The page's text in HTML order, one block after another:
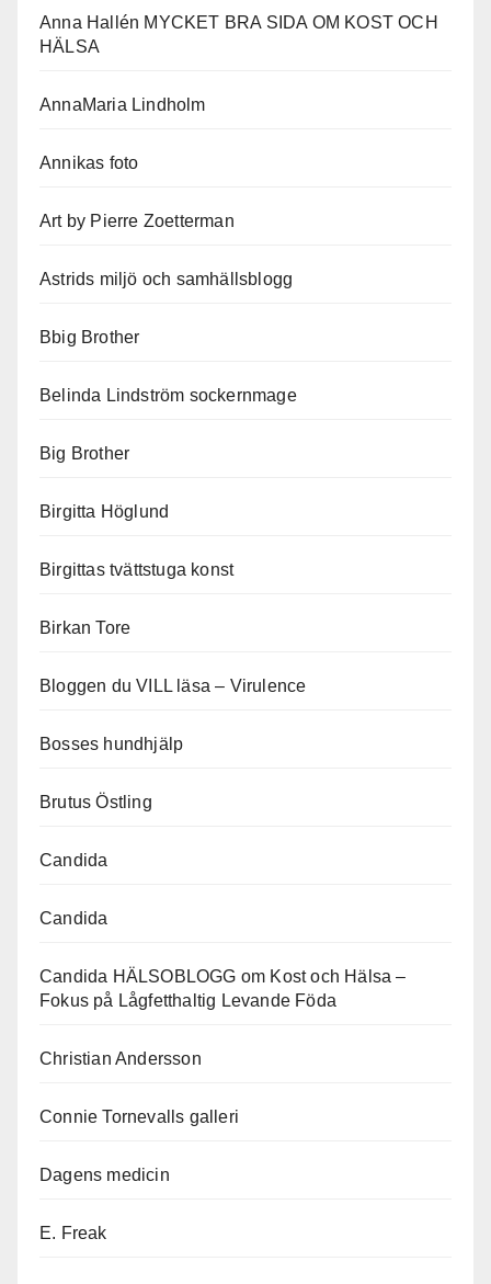
Anna Hallén MYCKET BRA SIDA OM KOST OCH
HÄLSA
AnnaMaria Lindholm
Annikas foto
Art by Pierre Zoetterman
Astrids miljö och samhällsblogg
Bbig Brother
Belinda Lindström sockernmage
Big Brother
Birgitta Höglund
Birgittas tvättstuga konst
Birkan Tore
Bloggen du VILL läsa – Virulence
Bosses hundhjälp
Brutus Östling
Candida
Candida
Candida HÄLSOBLOGG om Kost och Hälsa –
Fokus på Lågfetthaltig Levande Föda
Christian Andersson
Connie Tornevalls galleri
Dagens medicin
E. Freak